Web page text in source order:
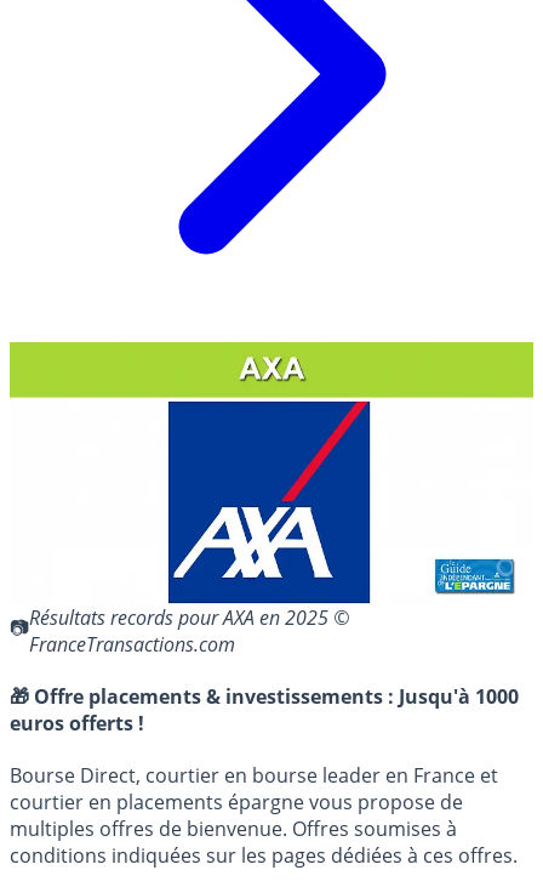
Résultats records pour AXA en 2025 ©
FranceTransactions.com
🎁 Offre placements & investissements : Jusqu'à 1000
euros offerts !
Bourse Direct, courtier en bourse leader en France et
courtier en placements épargne vous propose de
multiples offres de bienvenue. Offres soumises à
conditions indiquées sur les pages dédiées à ces offres.